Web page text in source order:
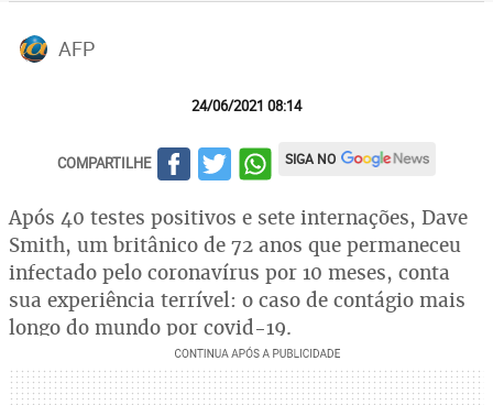
AFP
24/06/2021 08:14
COMPARTILHE SIGA NO
Após 40 testes positivos e sete internações, Dave
Smith, um britânico de 72 anos que permaneceu
infectado pelo coronavírus por 10 meses, conta
sua experiência terrível: o caso de contágio mais
longo do mundo por covid-19.